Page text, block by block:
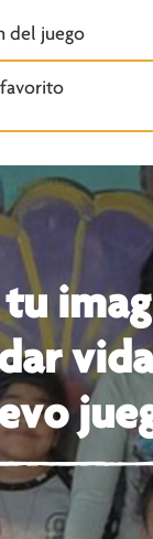
del juego